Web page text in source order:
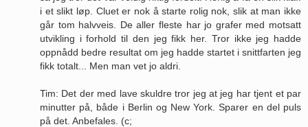
i et slikt løp. Cluet er nok å starte rolig nok, slik at man ikke
går tom halvveis. De aller fleste har jo grafer med motsatt
utvikling i forhold til den jeg fikk her. Tror ikke jeg hadde
oppnådd bedre resultat om jeg hadde startet i snittfarten jeg
fikk totalt... Men man vet jo aldri.
Tim: Det der med lave skuldre tror jeg at jeg har tjent et par
minutter på, både i Berlin og New York. Sparer en del puls
på det. Anbefales. (c;